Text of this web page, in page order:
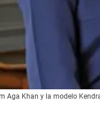
Aga Khan y la modelo